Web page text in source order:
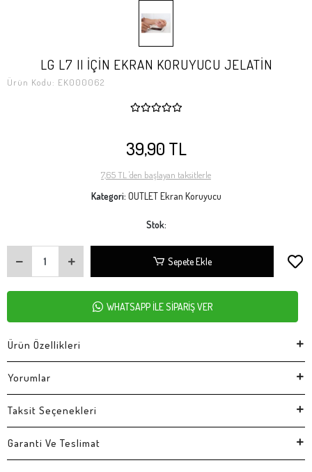
LG L7 II İÇİN EKRAN KORUYUCU JELATİN
Ürün Kodu: EK000062
39,90 TL
7,65 TL 'den başlayan taksitlerle
Kategori: OUTLET Ekran Koruyucu
Stok:
Sepete Ekle
WHATSAPP İLE SİPARİŞ VER
Ürün Özellikleri
Yorumlar
Taksit Seçenekleri
Garanti Ve Teslimat